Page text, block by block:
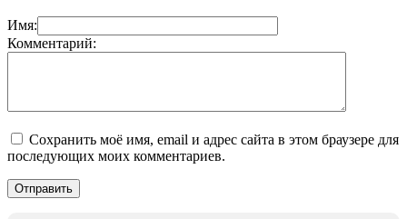
Имя:
Комментарий:
Сохранить моё имя, email и адрес сайта в этом браузере для
последующих моих комментариев.